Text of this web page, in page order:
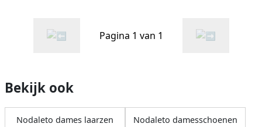
Pagina 1 van 1
Bekijk ook
Nodaleto dames laarzen Nodaleto damesschoenen